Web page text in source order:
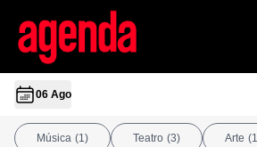
06 Ago
Música (1) Teatro (3) Arte